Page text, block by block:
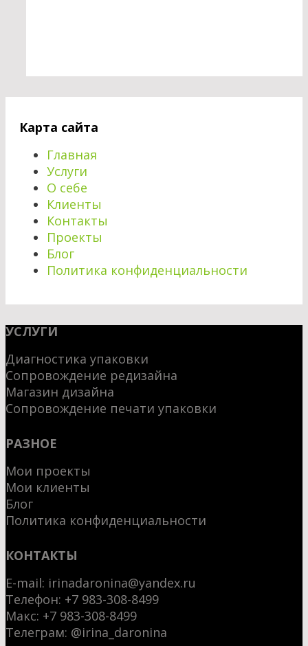
Карта сайта
Главная
Услуги
О себе
Клиенты
Контакты
Проекты
Блог
Политика конфиденциальности
УСЛУГИ
Диагностика упаковки
Сопровождение редизайна
Магазин дизайна
Сопровождение печати упаковки
РАЗНОЕ
Мои проекты
Мои клиенты
Блог
Политика конфиденциальности
КОНТАКТЫ
E-mail: irinadaronina@yandex.ru
Телефон: +7 983-308-8499
Макс: +7 983-308-8499
Телеграм: @irina_daronina